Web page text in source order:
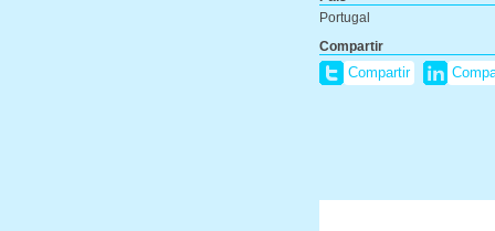
Portugal
Compartir
Compartir